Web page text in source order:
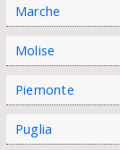
Marche
Molise
Piemonte
Puglia